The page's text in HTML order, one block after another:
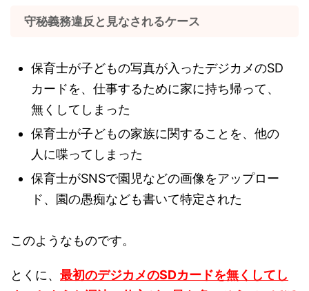
守秘義務違反と見なされるケース
保育士が子どもの写真が入ったデジカメのSD
カードを、仕事するために家に持ち帰って、
無くしてしまった
保育士が子どもの家族に関することを、他の
人に喋ってしまった
保育士がSNSで園児などの画像をアップロー
ド、園の愚痴なども書いて特定された
このようなものです。
とくに、 最初のデジカメのSDカードを無くしてし